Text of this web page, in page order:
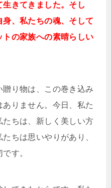
きてきました。そし
、私たちの魂、そして
の家族への素晴らしい
り物は、この巻き込み
りません。今日、私た
ちは、新しく美しい方
ちは思いやりがあり、
す。